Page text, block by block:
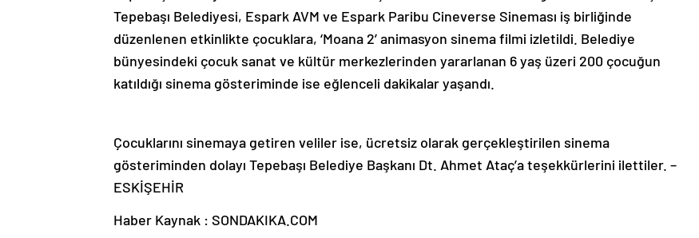
Tepebaşı Belediyesi, Espark AVM ve Espark Paribu Cineverse Sineması iş birliğinde
düzenlenen etkinlikte çocuklara, ‘Moana 2’ animasyon sinema filmi izletildi. Belediye
bünyesindeki çocuk sanat ve kültür merkezlerinden yararlanan 6 yaş üzeri 200 çocuğun
katıldığı sinema gösteriminde ise eğlenceli dakikalar yaşandı.
Çocuklarını sinemaya getiren veliler ise, ücretsiz olarak gerçekleştirilen sinema
gösteriminden dolayı Tepebaşı Belediye Başkanı Dt. Ahmet Ataç’a teşekkürlerini ilettiler. –
ESKİŞEHİR
Haber Kaynak : SONDAKIKA.COM